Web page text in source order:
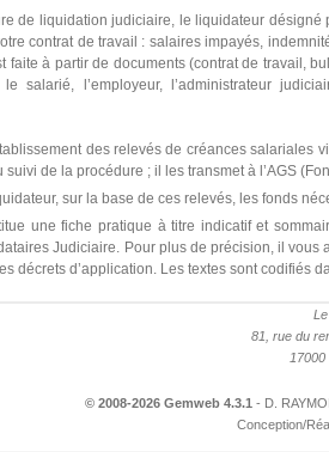
de liquidation judiciaire, le liquidateur
contrat de travail : salaires impayés,
faite à partir de documents (contrat de travail,
le salarié, l’employeur, l’administrateur
des relevés de créances salariales
de la procédure ; il les transmet à l’AGS
sur la base de ces relevés, les fonds
une fiche pratique à titre indicatif et
Judiciaire. Pour plus de précision, il vous
décrets d’application. Les textes sont codifiés
81, rue du
17000
© 2008-2026 Gemweb 4.3.1 - D.
Conception/